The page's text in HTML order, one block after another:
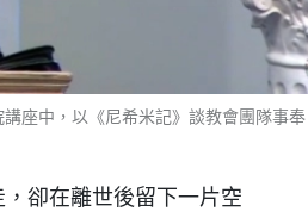
座中，以《尼希米記》談教會團隊事奉
卻在離世後留下一片空